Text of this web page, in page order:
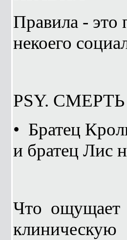
Правила - это
некоего
PSY.
• Братец
и братец Лис
Что ощущает